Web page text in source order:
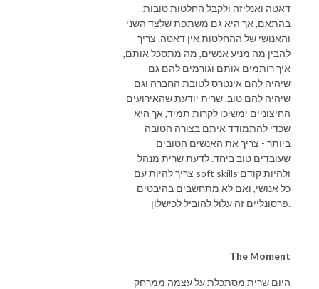
דאטה ואנליזה ולקבל החלטות טובות
בהתאם, אך היא גם משתפת שלצד השני
והאנושי של ההחלטות אין דאטה. צריך
להבין מה מניע אנשים, מה מתסכל אותם,
איך רותמים אותם וגורמים להם גם
שיהיה להם אינטרס לטובת החברה וגם
שיהיה להם טוב. שרית יודעת שהאירועים
החיצוניים ימשיכו לקרות תמיד, אך היא
שכדי להתמודד איתם בצורה הטובה
ביותר - צריך את האנשים הטובים
שעובדים טוב ביחד. לדעת שרית מנהל
צריך להיות עם soft skills ולהיות קודם
כל אנושי, ואם לא מתחשבים בהיבטים
פרסונליים זה עלול להוביל לכישלון.
The Moment
היום שרית מסתכלת על עצמה ממרחק